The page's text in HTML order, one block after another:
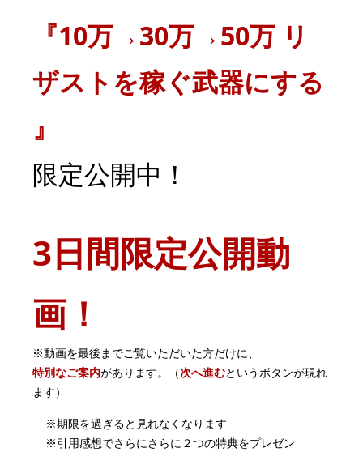
『10万→30万→50万 リ
ザストを稼ぐ武器にする
』
限定公開中！
3日間限定公開動
画！
※動画を最後までご覧いただいた方だけに、
特別なご案内があります。（次へ進むというボタンが現れ
ます）
※期限を過ぎると見れなくなります
※引用感想でさらにさらに２つの特典をプレゼン